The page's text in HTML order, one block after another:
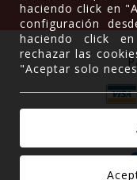
haciendo click en
configuración
haciendo click
rechazar las
"Aceptar solo